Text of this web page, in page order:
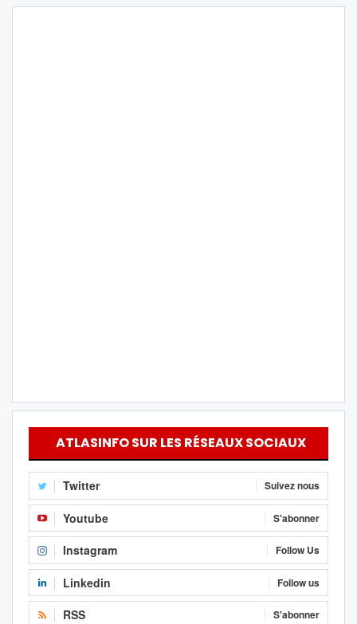
ATLASINFO SUR LES RÉSEAUX SOCIAUX
Twitter Suivez nous
Youtube S'abonner
Instagram Follow Us
Linkedin Follow us
RSS S'abonner